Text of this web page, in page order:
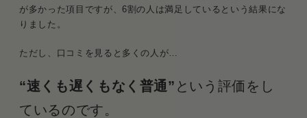
が多かった項目ですが、6割の人は満足しているという結果にな
りました。
ただし、口コミを見ると多くの人が…
“速くも遅くもなく普通” という評価をし
ているのです。